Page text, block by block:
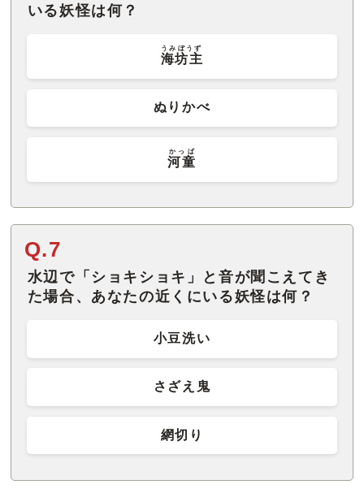
いる妖怪は何？
海坊主
うみぼうず
ぬりかべ
河童
かっぱ
Q.7
水辺で「ショキショキ」と音が聞こえてき
た場合、あなたの近くにいる妖怪は何？
小豆洗い
さざえ鬼
網切り